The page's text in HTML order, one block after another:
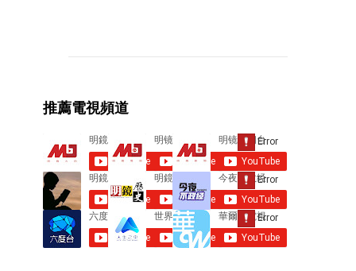
n
t
s
推薦電視頻道